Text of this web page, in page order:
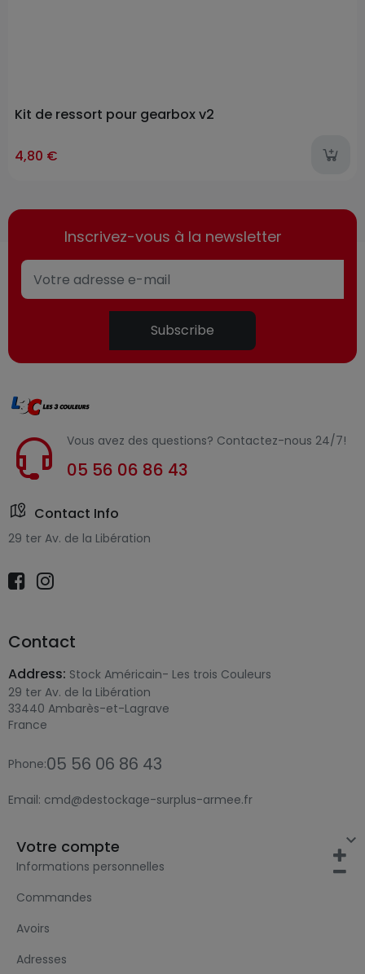
Kit de ressort pour gearbox v2
4,80 €
Inscrivez-vous à la newsletter
Subscribe
Vous avez des questions? Contactez-nous 24/7!
05 56 06 86 43
Contact Info
29 ter Av. de la Libération
Contact
Address: Stock Américain- Les trois Couleurs
29 ter Av. de la Libération
33440 Ambarès-et-Lagrave
France
Phone:05 56 06 86 43
Email: cmd@destockage-surplus-armee.fr

Votre compte
Informations personnelles
Commandes
Avoirs
Adresses